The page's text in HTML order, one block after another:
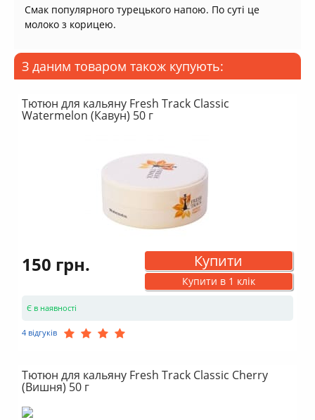
Смак популярного турецького напою. По суті це
молоко з корицею.
З даним товаром також купують:
Тютюн для кальяну Fresh Track Classic
Watermelon (Кавун) 50 г
150 грн. Купити
Купити в 1 клік
Є в наявності
4 відгуків
Тютюн для кальяну Fresh Track Classic Cherry
(Вишня) 50 г